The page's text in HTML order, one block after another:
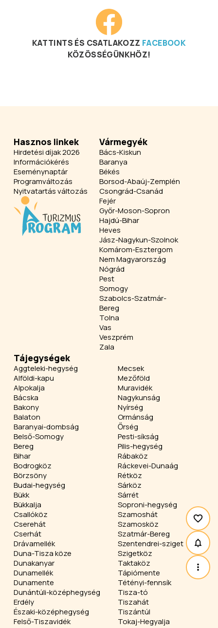
KATTINTS ÉS CSATLAKOZZ FACEBOOK
KÖZÖSSÉGÜNKHÖZ!
Hasznos linkek
Hirdetési díjak 2026
Információkérés
Eseménynaptár
Programváltozás
Nyitvatartás változás
Vármegyék
Bács-Kiskun
Baranya
Békés
Borsod-Abaúj-Zemplén
Csongrád-Csanád
Fejér
Győr-Moson-Sopron
Hajdú-Bihar
Heves
Jász-Nagykun-Szolnok
Komárom-Esztergom
Nem Magyarország
Nógrád
Pest
Somogy
Szabolcs-Szatmár-
Bereg
Tolna
Vas
Veszprém
Zala
Tájegységek
Aggteleki-hegység
Alföldi-kapu
Alpokalja
Bácska
Bakony
Balaton
Baranyai-dombság
Belső-Somogy
Bereg
Bihar
Bodrogköz
Börzsöny
Budai-hegység
Bükk
Bükkalja
Csallóköz
Cserehát
Cserhát
Drávamellék
Duna-Tisza köze
Dunakanyar
Dunamellék
Dunamente
Dunántúli-középhegység
Erdély
Északi-középhegység
Felső-Tiszavidék
Mecsek
Mezőföld
Muravidék
Nagykunság
Nyírség
Ormánság
Őrség
Pesti-síkság
Pilis-hegység
Rábaköz
Ráckevei-Dunaág
Rétköz
Sárköz
Sárrét
Soproni-hegység
Szamoshát
Szamosköz
Szatmár-Bereg
Szentendrei-sziget
Szigetköz
Taktaköz
Tápiómente
Tétényi-fennsík
Tisza-tó
Tiszahát
Tiszántúl
Tokaj-Hegyalja